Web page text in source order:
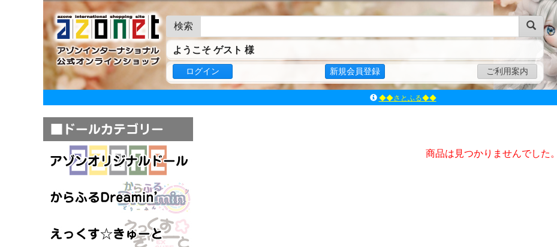
検索
ようこそ ゲスト 様
ログイン 新規会員登録 ご利用案内
◆◆さとふる◆◆
ｱｿﾞﾝﾚｰﾍﾞﾙｼｮｯﾌﾟ楽天市場店
よくあるご質問（Q&A）商品は見つかりませんでした。